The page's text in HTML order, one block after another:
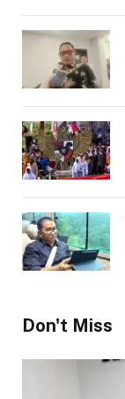
Don't Miss